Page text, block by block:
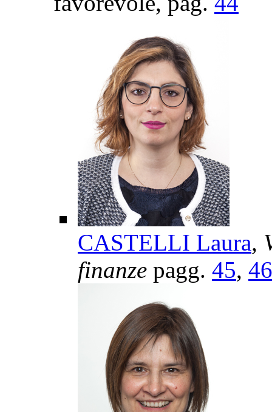
CASTELLI Laura,
finanze pagg. 45, 46